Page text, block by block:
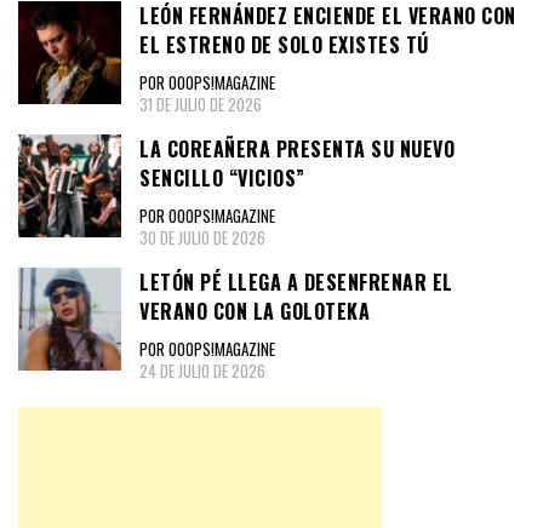
LEÓN FERNÁNDEZ ENCIENDE EL VERANO CON
EL ESTRENO DE SOLO EXISTES TÚ
POR OOOPS!MAGAZINE
31 DE JULIO DE 2026
LA COREAÑERA PRESENTA SU NUEVO
SENCILLO “VICIOS”
POR OOOPS!MAGAZINE
30 DE JULIO DE 2026
LETÓN PÉ LLEGA A DESENFRENAR EL
VERANO CON LA GOLOTEKA
POR OOOPS!MAGAZINE
24 DE JULIO DE 2026